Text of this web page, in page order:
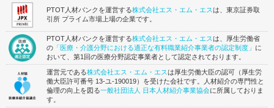
PTOT人材バンクを運営する株式会社エス・エム・エスは、東京証券取
引所 プライム市場上場の企業です。
PTOT人材バンクを運営する株式会社エス・エム・エスは、厚生労働省
の 「医療・介護分野における適正な有料職業紹介事業者の認定制度」 に
おいて、第1回の医療分野認定事業者として認定されております。
運営元である株式会社エス・エム・エスは厚生労働大臣の認可（厚生労
働大臣許可番号 13-ユ-190019）を受けた会社です。人材紹介の専門性と
倫理の向上を図る一般社団法人 日本人材紹介事業協会に所属しておりま
す。